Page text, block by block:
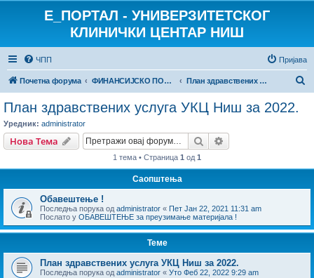
E_ПОРТАЛ - УНИВЕРЗИТЕТСКОГ
КЛИНИЧКИ ЦЕНТАР НИШ
ЧПП Пријава
Почетна форума ФИНАНСИЈСКО ПОСЛОВАЊЕ План здравствених услуга УКЦ Ниш за 2022.
План здравствених услуга УКЦ Ниш за 2022.
Уредник: administrator
Нова Тема Претрага
1 тема • Страница 1 од 1
Саопштења
Обавештење !
Последња порука од administrator « Пет Јан 22, 2021 11:31 am
Послато у ОБАВЕШТЕЊЕ за преузимање материјала !
Теме
План здравствених услуга УКЦ Ниш за 2022.
Последња порука од administrator « Уто Феб 22, 2022 9:29 am